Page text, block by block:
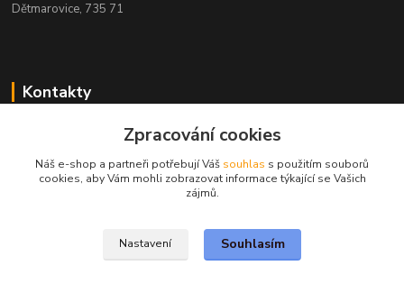
Dětmarovice, 735 71
Kontakty
+420 731 444 327
obchod@volak.net
Zpracování cookies
Náš e-shop a partneři potřebují Váš souhlas s použitím souborů
cookies, aby Vám mohli zobrazovat informace týkající se Vašich
zájmů.
Nastavení Souhlasím